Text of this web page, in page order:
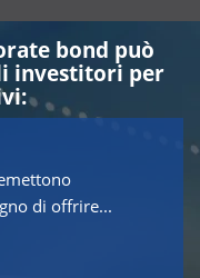
bond può
investitori per
di offrire...